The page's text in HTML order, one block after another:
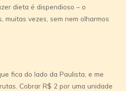
dieta é dispendioso – o
muitas vezes, sem nem olharmos
fica do lado da Paulista, e me
Cobrar R$ 2 por uma unidade